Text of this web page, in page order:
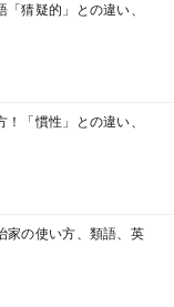
「猜疑的」との違い、
！「慣性」との違い、
家の使い方、類語、英